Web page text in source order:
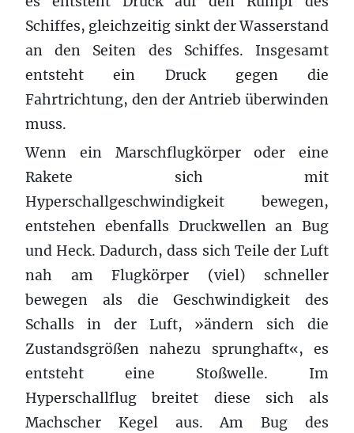
Schiffes, gleichzeitig sinkt der Wasserstand
an den Seiten des Schiffes. Insgesamt
entsteht ein Druck gegen die
Fahrtrichtung, den der Antrieb überwinden
muss.
Wenn ein Marschflugkörper oder eine
Rakete sich mit
Hyperschallgeschwindigkeit bewegen,
entstehen ebenfalls Druckwellen an Bug
und Heck. Dadurch, dass sich Teile der Luft
nah am Flugkörper (viel) schneller
bewegen als die Geschwindigkeit des
Schalls in der Luft, »ändern sich die
Zustandsgrößen nahezu sprunghaft«, es
entsteht eine Stoßwelle. Im
Hyperschallflug breitet diese sich als
Machscher Kegel aus. Am Bug des